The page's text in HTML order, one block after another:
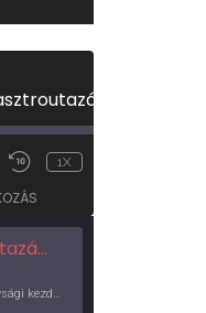
1X
körül
Az UNICEF Magyarország jótékonysági kezdeményezése izgalmas, egész éves világkörüli ízutazásra hív, igazi családi program és gasztroedukáció, illetve segítség a rászorulóknak is egyben.